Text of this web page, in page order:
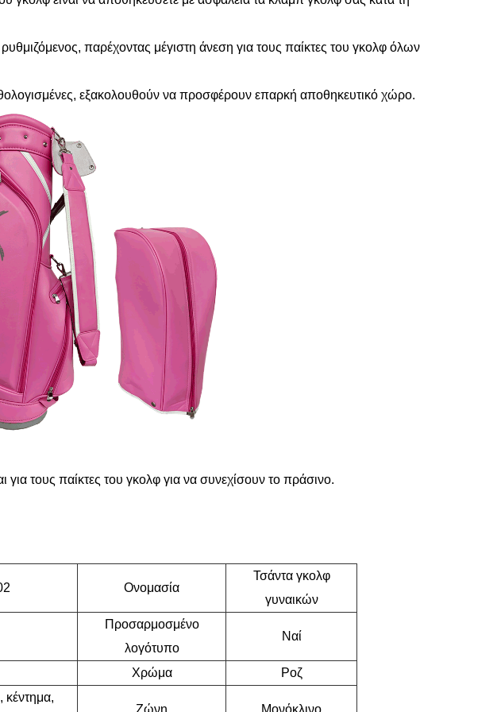
παρέχοντας μέγιστη άνεση για τους παίκτες του γκολφ όλων
εξακολουθούν να προσφέρουν επαρκή αποθηκευτικό χώρο.
για τους παίκτες του γκολφ για να συνεχίσουν το πράσινο.
Ονομασία
Τσάντα γκολφ
γυναικών
Προσαρμοσμένο
λογότυπο
Ναί
Χρώμα Ροζ
κέντημα,